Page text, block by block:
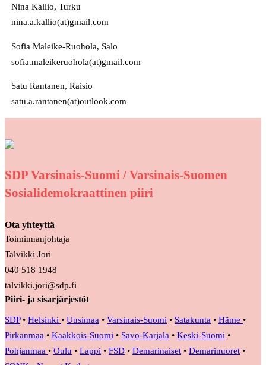
Nina Kallio, Turku
nina.a.kallio(at)gmail.com
Sofia Maleike-Ruohola, Salo
sofia.maleikeruohola(at)gmail.com
Satu Rantanen, Raisio
satu.a.rantanen(at)outlook.com
SDP Varsinais-Suomi / Varsinais-Suomen
Sosialidemokraattinen piiri
Ota yhteyttä
Toiminnanjohtaja
Talvikki Jori
040 518 1948
talvikki.jori@sdp.fi
Piiri- ja sisarjärjestöt
SDP• Helsinki • Uusimaa • Varsinais-Suomi • Satakunta • Häme •
Pirkanmaa • Kaakkois-Suomi • Savo-Karjala • Keski-Suomi •
Pohjanmaa • Oulu • Lappi • FSD • Demarinaiset • Demarinuoret •